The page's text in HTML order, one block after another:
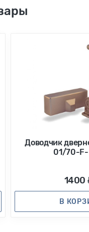
Доводчик
01/70-F-
1400
В